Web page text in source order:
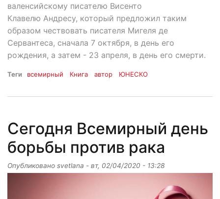
валенсийскому писателю Висенто
Клавелю Андресу, который предложил таким
образом чествовать писателя Мигеля де
Сервантеса, сначала 7 октября, в день его
рождения, а затем - 23 апреля, в день его смерти.
Теги всемирный Книга автор ЮНЕСКО
Сегодня Всемирный день
борьбы против рака
Опубликовано svetlana - вт, 02/04/2020 - 13:28